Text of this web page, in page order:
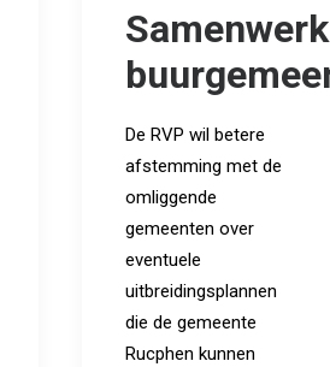
De RVP wil betere
afstemming met de
omliggende
gemeenten over
eventuele
uitbreidingsplannen
die de gemeente
Rucphen kunnen